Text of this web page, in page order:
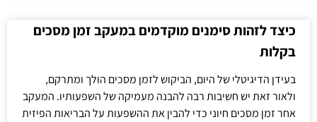
כיצד לזהות סימנים מוקדמים במעקב זמן מסכים
בקלות
בעידן הדיגיטלי של היום, הביקוש לזמן מסכים הולך ומתרקם,
ולאור זאת יש חשיבות רבה להבנה מעמיקה של השפעותיו. המעקב
אחר זמן מסכים חיוני כדי להבין את ההשפעות על הבריאות הפיזית